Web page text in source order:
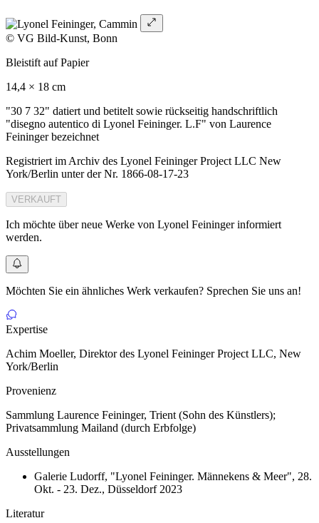
© VG Bild-Kunst, Bonn
Bleistift auf Papier
14,4 × 18 cm
"30 7 32" datiert und betitelt sowie rückseitig handschriftlich
"disegno autentico di Lyonel Feininger. L.F" von Laurence
Feininger bezeichnet
Registriert im Archiv des Lyonel Feininger Project LLC New
York/Berlin unter der Nr. 1866-08-17-23
VERKAUFT
Ich möchte über neue Werke von Lyonel Feininger informiert
werden.
Möchten Sie ein ähnliches Werk verkaufen? Sprechen Sie uns an!
Expertise
Achim Moeller, Direktor des Lyonel Feininger Project LLC, New
York/Berlin
Provenienz
Sammlung Laurence Feininger, Trient (Sohn des Künstlers);
Privatsammlung Mailand (durch Erbfolge)
Ausstellungen
Galerie Ludorff, "Lyonel Feininger. Männekens & Meer", 28.
Okt. - 23. Dez., Düsseldorf 2023
Literatur